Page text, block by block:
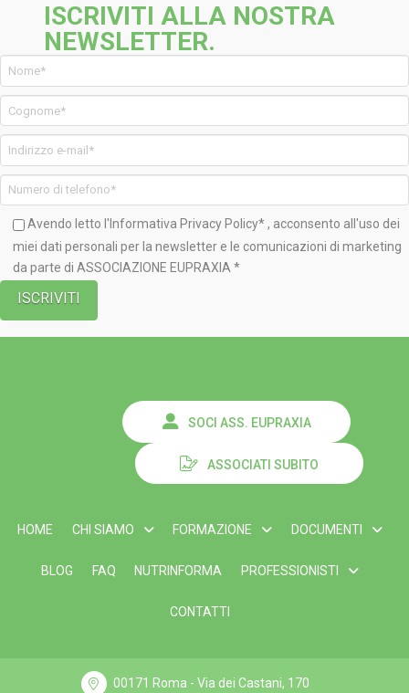
ISCRIVITI ALLA NOSTRA
NEWSLETTER.
Avendo letto l'Informativa Privacy Policy*, acconsento all'uso dei
miei dati personali per la newsletter e le comunicazioni di marketing
da parte di ASSOCIAZIONE EUPRAXIA *
SOCI ASS. EUPRAXIA
ASSOCIATI SUBITO
HOME CHI SIAMO FORMAZIONE DOCUMENTI
BLOG FAQ NUTRINFORMA PROFESSIONISTI
CONTATTI
00171 Roma - Via dei Castani, 170